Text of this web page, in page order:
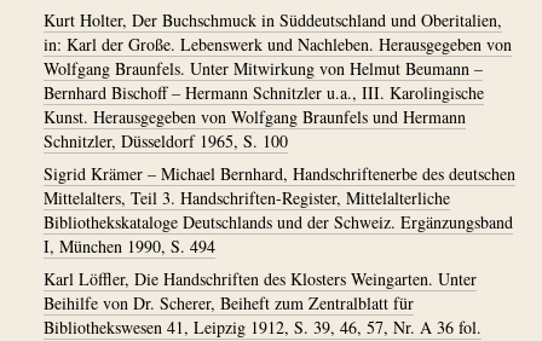
Kurt Holter, Der Buchschmuck in Süddeutschland und Oberitalien,
in: Karl der Große. Lebenswerk und Nachleben. Herausgegeben von
Wolfgang Braunfels. Unter Mitwirkung von Helmut Beumann –
Bernhard Bischoff – Hermann Schnitzler u.a., III. Karolingische
Kunst. Herausgegeben von Wolfgang Braunfels und Hermann
Schnitzler, Düsseldorf 1965, S. 100
Sigrid Krämer – Michael Bernhard, Handschriftenerbe des deutschen
Mittelalters, Teil 3. Handschriften-Register, Mittelalterliche
Bibliothekskataloge Deutschlands und der Schweiz. Ergänzungsband
I, München 1990, S. 494
Karl Löffler, Die Handschriften des Klosters Weingarten. Unter
Beihilfe von Dr. Scherer, Beiheft zum Zentralblatt für
Bibliothekswesen 41, Leipzig 1912, S. 39, 46, 57, Nr. A 36 fol.